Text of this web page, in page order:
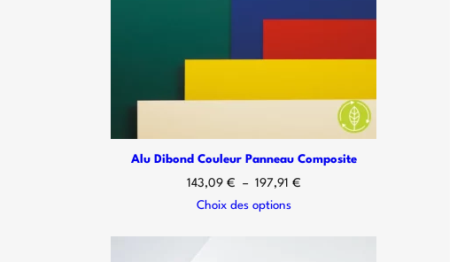
Alu Dibond Couleur Panneau Composite
143,09 € – 197,91 €
Choix des options